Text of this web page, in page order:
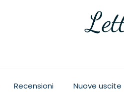
Recensioni Nuove uscite